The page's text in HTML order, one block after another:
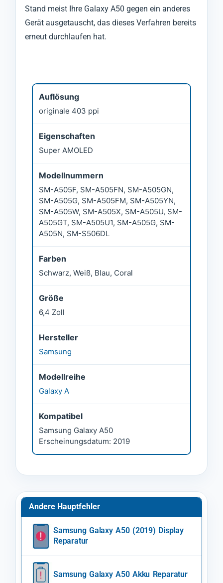
Stand meist Ihre Galaxy A50 gegen ein anderes
Gerät ausgetauscht, das dieses Verfahren bereits
erneut durchlaufen hat.
Auflösung
originale 403 ppi
Eigenschaften
Super AMOLED
Modellnummern
SM-A505F, SM-A505FN, SM-A505GN,
SM-A505G, SM-A505FM, SM-A505YN,
SM-A505W, SM-A505X, SM-A505U, SM-
A505GT, SM-A505U1, SM-A505G, SM-
A505N, SM-S506DL
Farben
Schwarz, Weiß, Blau, Coral
Größe
6,4 Zoll
Hersteller
Samsung
Modellreihe
Galaxy A
Kompatibel
Samsung Galaxy A50
Erscheinungsdatum: 2019
Andere Hauptfehler
Samsung Galaxy A50 (2019) Display
Reparatur
Samsung Galaxy A50 Akku Reparatur